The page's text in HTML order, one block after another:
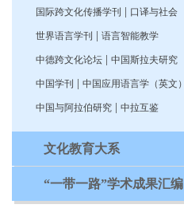
国际跨文化传播学刊 口译与社会
世界语言学刊 语言智能教学
中德跨文化论坛 中国斯拉夫研究
中国学刊 中国应用语言学（英文）
中国与阿拉伯研究 中拉互鉴
文化教育大系
“一带一路”学术成果汇编